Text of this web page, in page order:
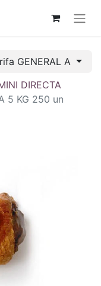
GENERAL A
DIRECTA
5 KG 250 un